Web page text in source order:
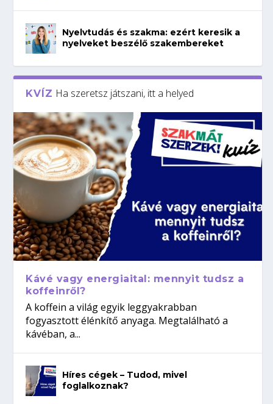
Nyelvtudás és szakma: ezért keresik a
nyelveket beszélő szakembereket
KVÍZ Ha szeretsz játszani, itt a helyed
Kávé vagy energiaital: mennyit tudsz a
koffeinről?
A koffein a világ egyik leggyakrabban
fogyasztott élénkítő anyaga. Megtalálható a
kávéban, a...
Híres cégek – Tudod, mivel
foglalkoznak?